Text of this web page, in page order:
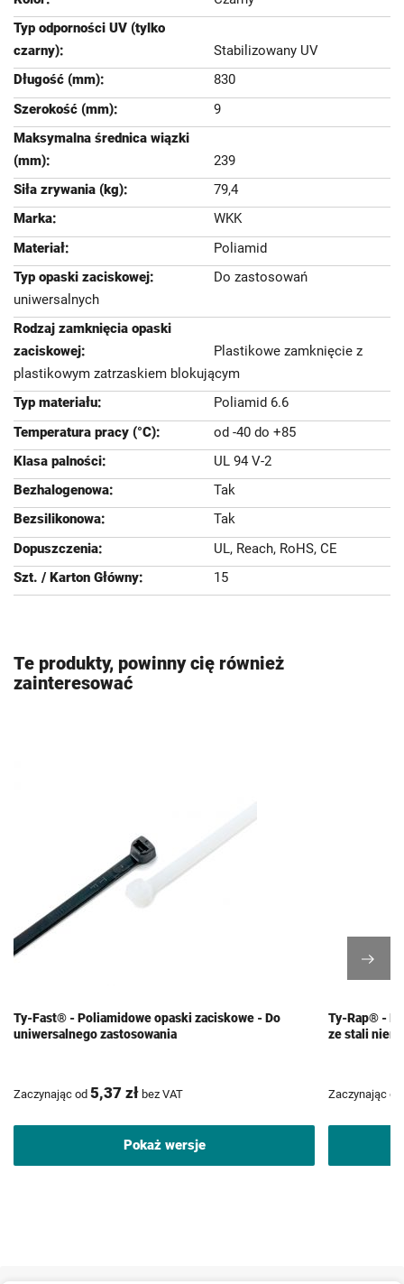
Stabilizowany UV
830
9
239
79,4
WKK
Poliamid
Do zastosowań
uniwersalnych
Plastikowe zamknięcie z
plastikowym zatrzaskiem blokującym
Poliamid 6.6
od -40 do +85
UL 94 V-2
Tak
Tak
UL, Reach, RoHS, CE
15
Te produkty, powinny cię również
zainteresować
Ty-Fast® - Poliamidowe opaski zaciskowe - Do
uniwersalnego zastosowania
Zaczynając od 5,37 zł bez VAT
Pokaż wersje
Ty-Rap® -
ze stali
Zaczynając od